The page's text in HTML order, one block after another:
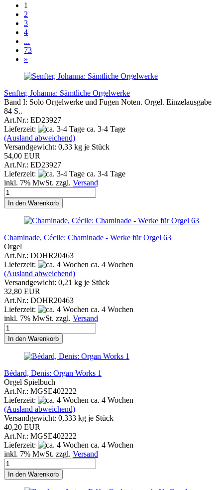
1
2
3
4
...
73
»
Senfter, Johanna: Sämtliche Orgelwerke
Band I: Solo Orgelwerke und Fugen Noten. Orgel. Einzelausgabe
84 S..
Art.Nr.: ED23927
Lieferzeit:
ca. 3-4 Tage
(Ausland abweichend)
Versandgewicht: 0,33 kg je Stück
54,00 EUR
Art.Nr.: ED23927
Lieferzeit:
ca. 3-4 Tage
inkl. 7% MwSt. zzgl. Versand
In den Warenkorb
Chaminade, Cécile: Chaminade - Werke für Orgel 63
Orgel
Art.Nr.: DOHR20463
Lieferzeit:
ca. 4 Wochen
(Ausland abweichend)
Versandgewicht: 0,21 kg je Stück
32,80 EUR
Art.Nr.: DOHR20463
Lieferzeit:
ca. 4 Wochen
inkl. 7% MwSt. zzgl. Versand
In den Warenkorb
Bédard, Denis: Organ Works 1
Orgel Spielbuch
Art.Nr.: MGSE402222
Lieferzeit:
ca. 4 Wochen
(Ausland abweichend)
Versandgewicht: 0,333 kg je Stück
40,20 EUR
Art.Nr.: MGSE402222
Lieferzeit:
ca. 4 Wochen
inkl. 7% MwSt. zzgl. Versand
In den Warenkorb